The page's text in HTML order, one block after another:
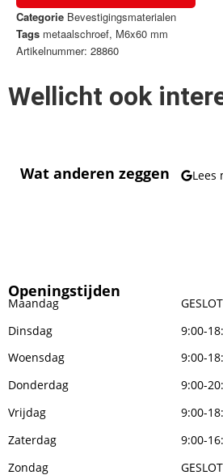
Categorie Bevestigingsmaterialen
Tags metaalschroef, M6x60 mm
Artikelnummer: 28860
Wellicht ook
Wat anderen zeggen Lees
Openingstijden
Maandag
Dinsdag
9:00-
Woensdag
9:00-
Donderdag
9:00-
Vrijdag
9:00-
Zaterdag
9:00-
Zondag